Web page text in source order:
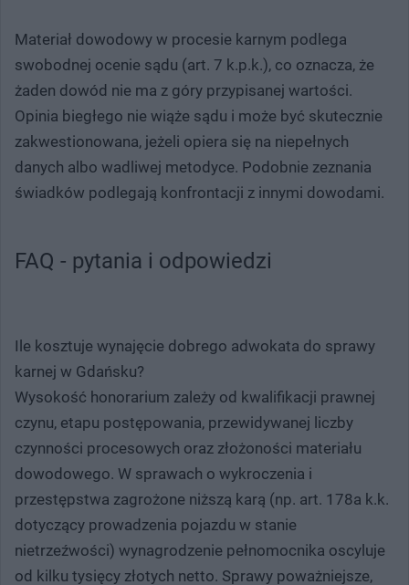
Materiał dowodowy w procesie karnym podlega
swobodnej ocenie sądu (art. 7 k.p.k.), co oznacza, że
żaden dowód nie ma z góry przypisanej wartości.
Opinia biegłego nie wiąże sądu i może być skutecznie
zakwestionowana, jeżeli opiera się na niepełnych
danych albo wadliwej metodyce. Podobnie zeznania
świadków podlegają konfrontacji z innymi dowodami.
FAQ - pytania i odpowiedzi
Ile kosztuje wynajęcie dobrego adwokata do sprawy
karnej w Gdańsku?
Wysokość honorarium zależy od kwalifikacji prawnej
czynu, etapu postępowania, przewidywanej liczby
czynności procesowych oraz złożoności materiału
dowodowego. W sprawach o wykroczenia i
przestępstwa zagrożone niższą karą (np. art. 178a k.k.
dotyczący prowadzenia pojazdu w stanie
nietrzeźwości) wynagrodzenie pełnomocnika oscyluje
od kilku tysięcy złotych netto. Sprawy poważniejsze,